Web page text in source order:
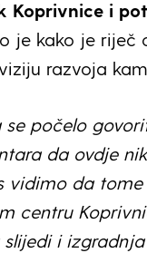
Koprivnice i
je kako je riječ
razvoja
se počelo
da ovdje
vidimo da
centru
slijedi i